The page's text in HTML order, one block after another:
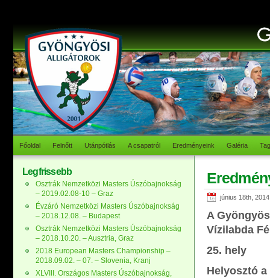
Főoldal Felnőtt Utánpótlás A csapatról Eredményeink Galéria
június 18th, 2014
A
Vízilabda
25. hely
Helyosztó
Legfrissebb
Osztrák Nemzetközi Masters Úszóbajnokság
– 2019.02.08-10 – Graz
Évzáró Nemzetközi Masters Úszóbajnokság
– 2018.12.08. – Budapest
Osztrák Nemzetközi Masters Úszóbajnokság
– 2018.10.20. – Ausztria, Graz
2018 European Masters Championship –
2018.09.02. – 07. – Slovenia, Kranj
XLVIII. Országos Masters Úszóbajnokság,